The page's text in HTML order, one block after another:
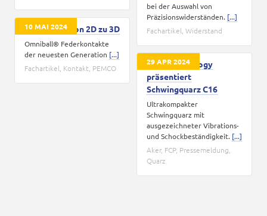
bei der Auswahl von
Präzisionswiderständen. [...]
Fachartikel Widerstand
10 MAI 2024
Evolution - von 2D zu 3D
Omniball® Federkontakte
der neuesten Generation [...]
Fachartikel Kontakt PEMCO
29 APR 2024
Aker Technology
präsentiert
Schwingquarz C16
Ultrakompakter
Schwingquarz mit
ausgezeichneter Vibrations-
und Schockbeständigkeit. [...]
Aker, FCP, Pressemeldung
Quarz